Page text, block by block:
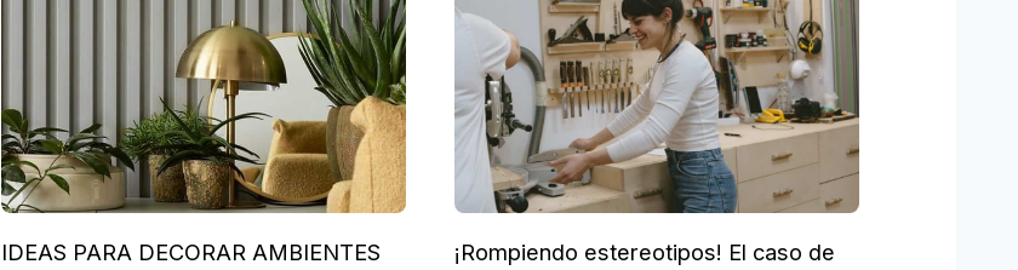
IDEAS PARA DECORAR AMBIENTES
¡Rompiendo estereotipos! El caso de